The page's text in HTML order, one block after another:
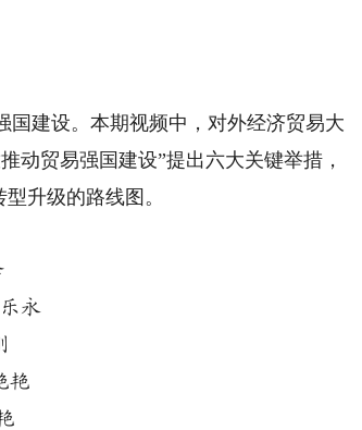
建设。本期视频中，对外经济贸易大
动贸易强国建设”提出六大关键举措，
升级的路线图。
永
艳